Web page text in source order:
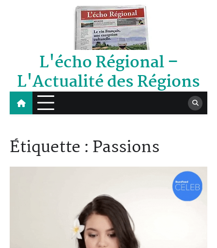
L'écho Régional –
L'Actualité des Régions
Étiquette : Passions